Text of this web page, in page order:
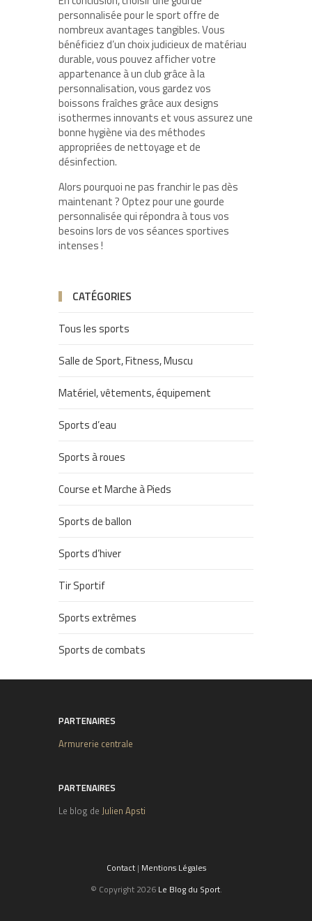
personnalisée pour le sport offre de
nombreux avantages tangibles. Vous
bénéficiez d’un choix judicieux de matériau
durable, vous pouvez afficher votre
appartenance à un club grâce à la
personnalisation, vous gardez vos
boissons fraîches grâce aux designs
isothermes innovants et vous assurez une
bonne hygiène via des méthodes
appropriées de nettoyage et de
désinfection.
Alors pourquoi ne pas franchir le pas dès
maintenant ? Optez pour une gourde
personnalisée qui répondra à tous vos
besoins lors de vos séances sportives
intenses !
CATÉGORIES
Tous les sports
Salle de Sport, Fitness, Muscu
Matériel, vêtements, équipement
Sports d’eau
Sports à roues
Course et Marche à Pieds
Sports de ballon
Sports d’hiver
Tir Sportif
Sports extrêmes
Sports de combats
PARTENAIRES
Armurerie centrale
PARTENAIRES
Le blog de Julien Apsti
Contact| Mentions Légales
© Copyright 2026 Le Blog du Sport.